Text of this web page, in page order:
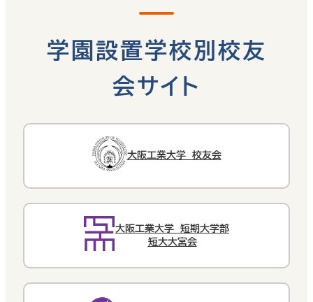
学園設置学校別校友
会サイト
大阪工業大学 校友会
大阪工業大学 短期大学部
短大大宮会